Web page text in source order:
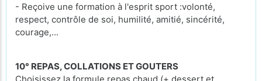
- Reçoive une formation à l'esprit sport :volonté,
respect, contrôle de soi, humilité, amitié, sincérité,
courage,...
10° REPAS, COLLATIONS ET GOUTERS